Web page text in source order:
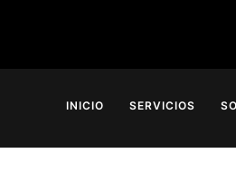
INICIO SERVICIOS